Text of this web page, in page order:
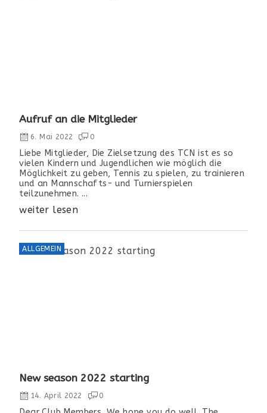
Aufruf an die Mitglieder
6. Mai 2022 0
Liebe Mitglieder, Die Zielsetzung des TCN ist es so
vielen Kindern und Jugendlichen wie möglich die
Möglichkeit zu geben, Tennis zu spielen, zu trainieren
und an Mannschafts- und Turnierspielen
teilzunehmen. ...
weiter lesen
ALLGEMEIN
New season 2022 starting
14. April 2022 0